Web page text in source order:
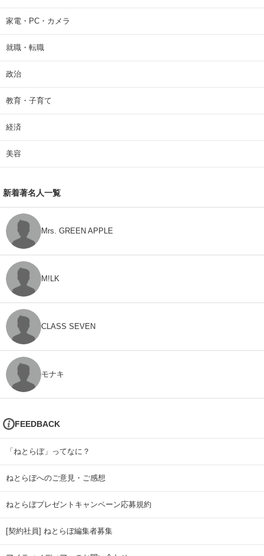
家電・PC・カメラ
就職・転職
政治
教育・子育て
経済
美容
新着著名人一覧
Mrs. GREEN APPLE
M!LK
CLASS SEVEN
モナキ
FEEDBACK
「ねとらぼ」ってなに？
ねとらぼへのご意見・ご感想
ねとらぼプレゼントキャンペーン応募規約
[契約社員] ねとらぼ編集者募集